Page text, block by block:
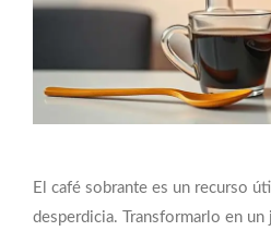
El café sobrante es un recurso
desperdicia. Transformarlo en